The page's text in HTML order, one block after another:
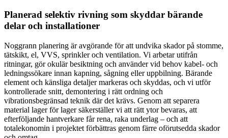
Planerad selektiv rivning som skyddar bärande
delar och installationer
Noggrann planering är avgörande för att undvika skador på stomme,
tätskikt, el, VVS, sprinkler och ventilation. Vi arbetar utifrån
ritningar, gör okulär besiktning och använder vid behov kabel- och
ledningssökare innan kapning, sågning eller uppbilning. Bärande
element och känsliga detaljer markeras och skyddas, och vi utför
kontrollerade snitt, demontering i rätt ordning och
vibrationsbegränsad teknik där det krävs. Genom att separera
material lager för lager säkerställer vi att rätt ytor bevaras, att
efterföljande hantverkare får rena, raka underlag – och att
totalekonomin i projektet förbättras genom färre oförutsedda skador